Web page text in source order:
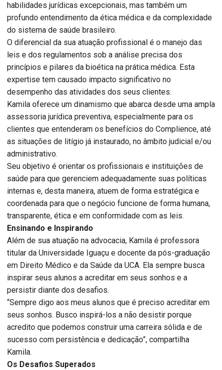
habilidades jurídicas excepcionais, mas também um
profundo entendimento da ética médica e da complexidade
do sistema de saúde brasileiro.
O diferencial da sua atuação profissional é o manejo das
leis e dos regulamentos sob a análise precisa dos
princípios e pilares da bioética na prática médica. Esta
expertise tem causado impacto significativo no
desempenho das atividades dos seus clientes.
Kamila oferece um dinamismo que abarca desde uma ampla
assessoria jurídica preventiva, especialmente para os
clientes que entenderam os benefícios do Complience, até
as situações de litígio já instaurado, no âmbito judicial e/ou
administrativo.
Seu objetivo é orientar os profissionais e instituições de
saúde para que gerenciem adequadamente suas políticas
internas e, desta maneira, atuem de forma estratégica e
coordenada para que o negócio funcione de forma humana,
transparente, ética e em conformidade com as leis.
Ensinando e Inspirando
Além de sua atuação na advocacia, Kamila é professora
titular da Universidade Iguaçu e docente da pós-graduação
em Direito Médico e da Saúde da UCA. Ela sempre busca
inspirar seus alunos a acreditar em seus sonhos e a
persistir diante dos desafios.
“Sempre digo aos meus alunos que é preciso acreditar em
seus sonhos. Busco inspirá-los a não desistir porque
acredito que podemos construir uma carreira sólida e de
sucesso com persistência e dedicação”, compartilha
Kamila.
Os Desafios Superados